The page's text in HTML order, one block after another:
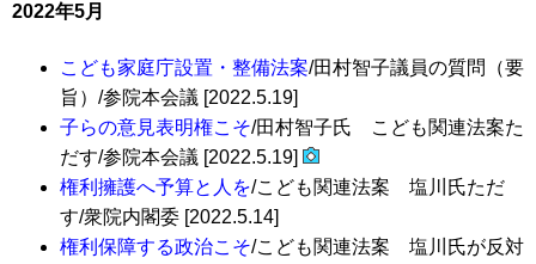
2022年5月
こども家庭庁設置・整備法案/田村智子議員の質問（要
旨）/参院本会議 [2022.5.19]
子らの意見表明権こそ/田村智子氏 こども関連法案た
だす/参院本会議 [2022.5.19]
権利擁護へ予算と人を/こども関連法案 塩川氏ただ
す/衆院内閣委 [2022.5.14]
権利保障する政治こそ/こども関連法案 塩川氏が反対